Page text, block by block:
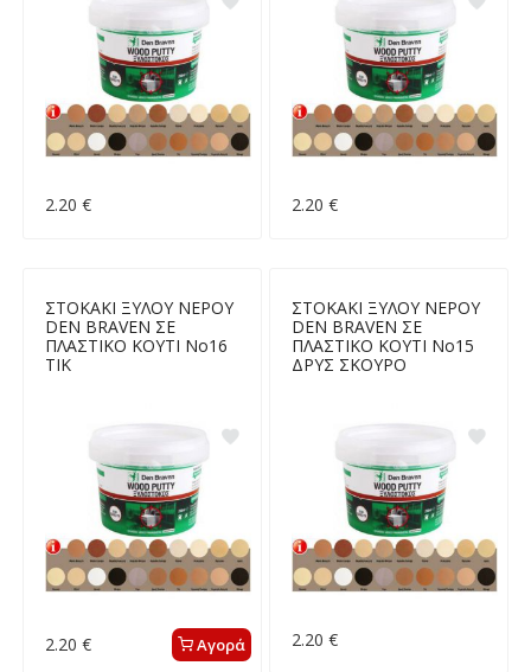
2.20 € 2.20 €
ΣΤΟΚΑΚΙ ΞΥΛΟΥ ΝΕΡΟΥ
DEN BRAVEN ΣΕ
ΠΛΑΣΤΙΚΟ ΚΟΥΤΙ Νο16
ΤΙΚ
2.20 € Αγορά
ΣΤΟΚΑΚΙ ΞΥΛΟΥ ΝΕΡΟΥ
DEN BRAVEN ΣΕ
ΠΛΑΣΤΙΚΟ ΚΟΥΤΙ Νο15
ΔΡΥΣ ΣΚΟΥΡΟ
2.20 €